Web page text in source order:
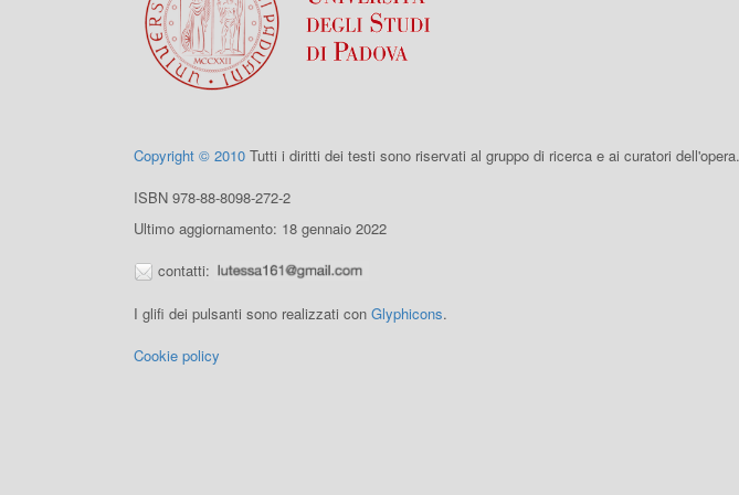
Copyright © 2010 Tutti i diritti dei testi sono riservati al gruppo di ricerca e ai curatori dell'opera.
ISBN 978-88-8098-272-2
Ultimo aggiornamento: 18 gennaio 2022
contatti:
I glifi dei pulsanti sono realizzati con Glyphicons.
Cookie policy